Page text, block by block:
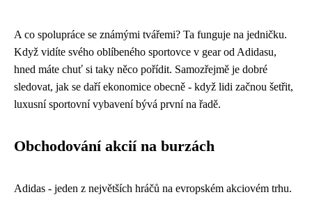
A co spolupráce se známými tvářemi? Ta funguje na jedničku.
Když vidíte svého oblíbeného sportovce v gear od Adidasu,
hned máte chuť si taky něco pořídit. Samozřejmě je dobré
sledovat, jak se daří ekonomice obecně - když lidi začnou šetřit,
luxusní sportovní vybavení bývá první na řadě.
Obchodování akcií na burzách
Adidas - jeden z největších hráčů na evropském akciovém trhu.